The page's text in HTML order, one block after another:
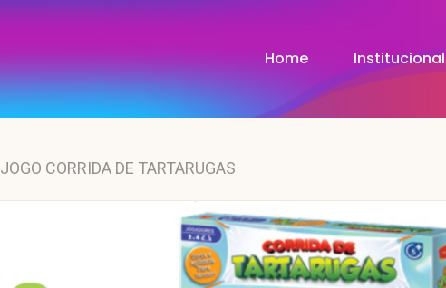
Home Institucional
JOGO CORRIDA DE TARTARUGAS